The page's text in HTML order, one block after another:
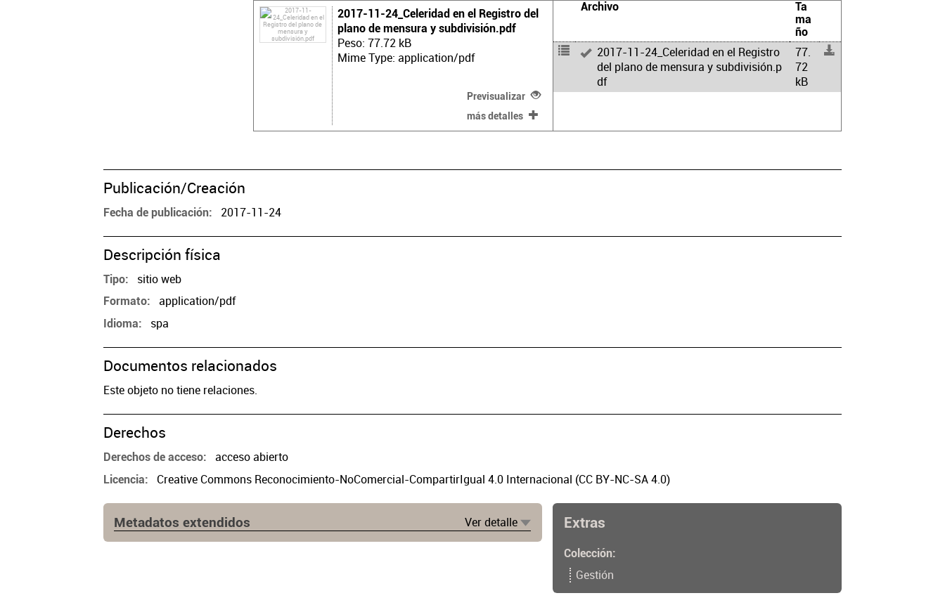
2017-11-24_Celeridad en el Registro del
plano de mensura y subdivisión.pdf
Peso: 77.72 kB
Mime Type: application/pdf
Previsualizar
más detalles
Archivo
Ta
ma
ño
2017-11-24_Celeridad en el Registro
del plano de mensura y subdivisión.p
df
77.
72
kB
Publicación/Creación
Fecha de publicación 2017-11-24
Descripción física
Tipo sitio web
Formato application/pdf
Idioma spa
Documentos relacionados
Este objeto no tiene relaciones.
Derechos
Derechos de acceso acceso abierto
Licencia Creative Commons Reconocimiento-NoComercial-CompartirIgual 4.0 Internacional (CC BY-NC-SA 4.0)
Metadatos extendidos Ver detalle Extras
Colección
Gestión